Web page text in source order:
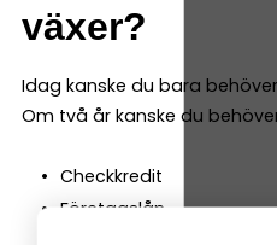
växer?
Idag kanske du bara
Om två år kanske du
Checkkredit
Företagslån